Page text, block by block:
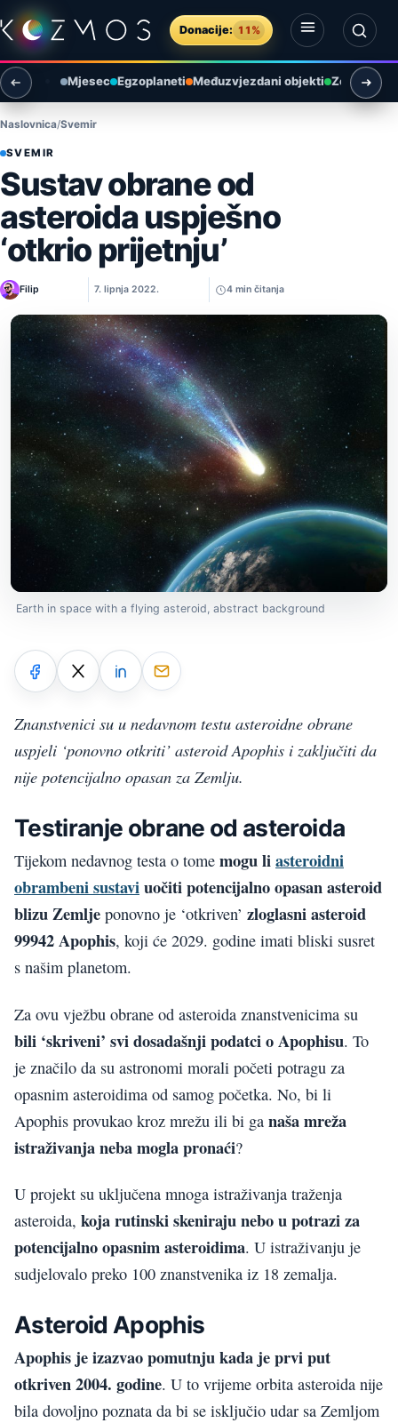
Preskoči na sadržaj
Donacije: 11%
Otvori izbornik
Otvori pretragu
Mjesec Egzoplaneti Međuzvjezdani objekti Zemlja i
Naslovnica Svemir
SVEMIR
Sustav obrane od
asteroida uspješno
‘otkrio prijetnju’
Filip 7. lipnja 2022. 4 min čitanja
Earth in space with a flying asteroid, abstract background
Znanstvenici su u nedavnom testu asteroidne obrane
uspjeli ‘ponovno otkriti’ asteroid Apophis i zaključiti da
nije potencijalno opasan za Zemlju.
Testiranje obrane od asteroida
Tijekom nedavnog testa o tome mogu liasteroidni
obrambeni sustaviuočiti potencijalno opasan asteroid
blizu Zemlje ponovno je ‘otkriven’ zloglasni asteroid
99942 Apophis, koji će 2029. godine imati bliski susret
s našim planetom.
Za ovu vježbu obrane od asteroida znanstvenicima su
bili ‘skriveni’ svi dosadašnji podatci o Apophisu. To
je značilo da su astronomi morali početi potragu za
opasnim asteroidima od samog početka. No, bi li
Apophis provukao kroz mrežu ili bi ga naša mreža
istraživanja neba mogla pronaći?
U projekt su uključena mnoga istraživanja traženja
asteroida, koja rutinski skeniraju nebo u potrazi za
potencijalno opasnim asteroidima. U istraživanju je
sudjelovalo preko 100 znanstvenika iz 18 zemalja.
Asteroid Apophis
Apophis je izazvao pomutnju kada je prvi put
otkriven 2004. godine. U to vrijeme orbita asteroida nije
bila dovoljno poznata da bi se isključio udar sa Zemljom